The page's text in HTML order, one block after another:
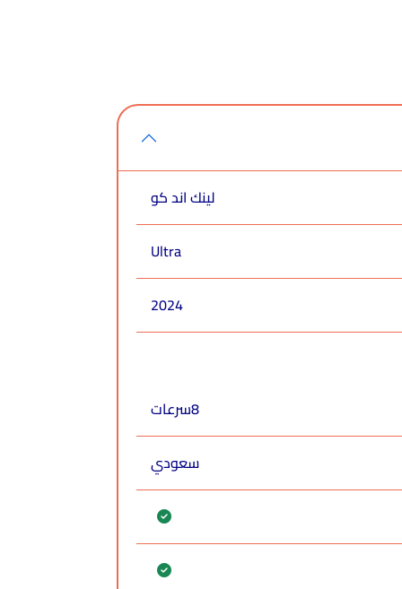
لينك اند كو
Ultra
2024
8سرعات
سعودي